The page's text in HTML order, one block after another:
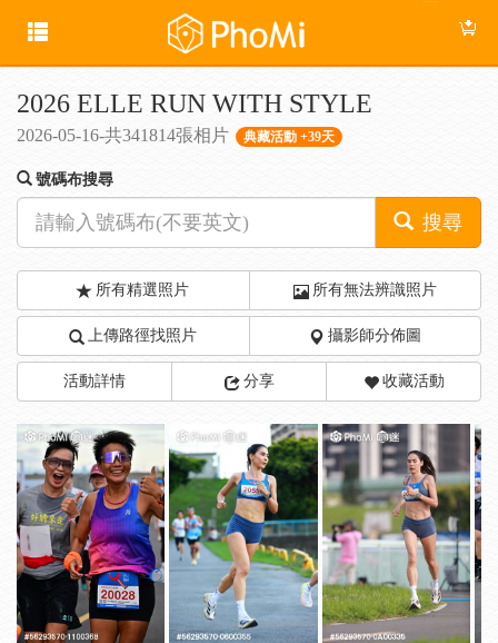
2026 ELLE RUN WITH STYLE
2026-05-16-共341814張相片 典藏活動 +39天
號碼布搜尋
搜尋
所有精選照片 所有無法辨識照片
上傳路徑找照片 攝影師分佈圖
活動詳情 分享 收藏活動